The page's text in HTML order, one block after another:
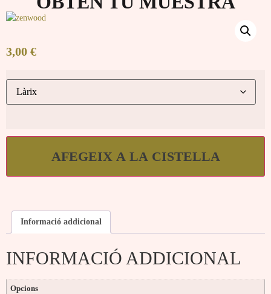
3,00 €
AFEGEIX A LA CISTELLA
Informació addicional
INFORMACIÓ ADDICIONAL
Opcions